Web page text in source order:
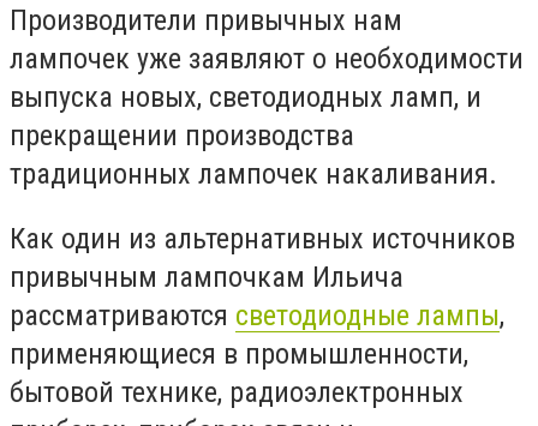
Производители привычных нам
лампочек уже заявляют о необходимости
выпуска новых, светодиодных ламп, и
прекращении производства
традиционных лампочек накаливания.
Как один из альтернативных источников
привычным лампочкам Ильича
рассматриваются светодиодные лампы,
применяющиеся в промышленности,
бытовой технике, радиоэлектронных